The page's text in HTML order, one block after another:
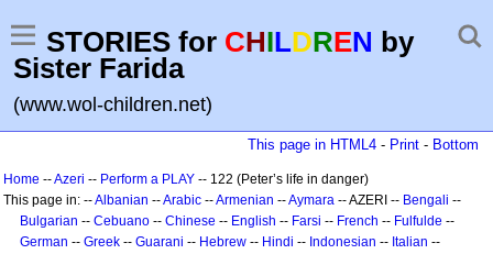
STORIES for CHILDREN by
Sister Farida
(www.wol-children.net)
This page in HTML4 - Print - Bottom
Home --Azeri -- Perform a PLAY -- 122 (Peter’s life in danger)
This page in: --Albanian --Arabic --Armenian --Aymara -- AZERI -- Bengali --
Bulgarian -- Cebuano -- Chinese -- English -- Farsi -- French -- Fulfulde --
German -- Greek -- Guarani -- Hebrew -- Hindi -- Indonesian -- Italian --